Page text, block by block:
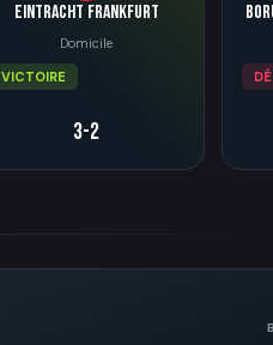
Eintracht Frankfurt
Domicile
VICTOIRE
3-2